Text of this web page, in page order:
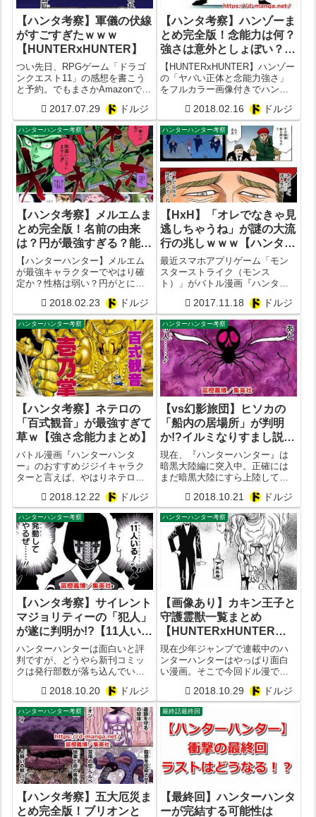
【ハンタ考察】軍儀の伏線
がすごすぎたｗｗｗ
【HUNTERxHUNTER】
つい先日、RPGゲーム「ドラゴ
ンクエスト11」の感想を書こう
と予約。でもまさかAmazonでお
日当日にゲームが届かずという
事態。まさに無駄に一日を過ご
してしまった管理人・ドルジ露
瓶尊です。ただ暇だったので、
ふと振...
2017.07.29 ドルジ
【ハンタ考察】ハンゾーま
とめ完全版！念能力は何？
強さは意外としょぼい？現
在は？【忍者のハゲ】
【HUNTERxHUNTER】ハンゾー
の「ヤバい正体と念能力強さ」
をフルカラー画像付きでハンタ
察まとめ！念能力は忍術がベー
ス？強さは意外としょぼかっ
た？現在はビスケと何をして
る？声優CVは？年齢は？
2018.02.16 ドルジ
ハンターハンター考察
【ハンタ考察】メルエムま
とめ完全版！名前の由来
は？円が最強すぎる？能力
強さは？暗黒大陸から来
た？【ハンターハンター】
【画像あり】
【ハンターハンター】メルエム
が最強キャラクターでやはり確
定か？性格は弱い？円がとにか
は？弱点は？名前の由来は？ど
こから来た？メルエムの強さを
ハンタ最強マニアがフルカラー
画像付きで徹底考察まとめ！
2018.02.23 ドルジ
ハンターハンター考察
【HxH】「オレでなきゃ見
逃しちゃうね」が謎の大流
行の兆しｗｗｗ【ハンター
ハンター】
最近スマホアプリゲーム「モン
スターストライク（モンス
ト）」がバトル漫画『ハンター
近にわかに局所的に流行りだし
た『ハンターハンター』のセリ
フが「おそろしく速い手刀。オ
レでなきゃ見逃しちゃうね」。
例えばモンスト系のY...
2017.11.18 ドルジ
ハンターハンター考察
【ハンタ考察】ネテロの
「百式観音」が最強すぎて
草ｗ【強さ念能力まとめ】
バトル漫画『ハンターハンタ
ー』のおすすめジジイキャラク
ターと言えば、やはりネテロ。
は好々爺なキャラクターとして
描写されていたものの、ストー
リーが進むにつれてネテロの凶
悪な本性が現れたことでも話
題。例えば、画像の「...
2018.12.22 ドルジ
ハンターハンター考察
【vs幻影旅団】ヒソカの
「船内の居場所」が判明
か!?イルミなりすまし説を
徹底考察【ハンターハンタ
ー】
現在、『ハンターハンター』は
暗黒大陸編に突入中。正確には
まだ暗黒大陸にすら上陸してお
内（ブラックホエール号）でカ
キン王子たちの継承戦が行われ
ている最中。どこぞの中東アジ
アの王子様に匹敵する最強ツェ
リードニヒの爆誕...
2018.10.21 ドルジ
ハンターハンター考察
【ハンタ考察】サイレント
マジョリティーの「犯人」
が遂に判明か!?【11人い
る】
ハンターハンターは面白いと評
判ですが、どうやら新刊コミッ
クは発行部数が落ち込んでいる
陸編やカキン王子継承戦などで
は新キャラクターが多数登場
し、展開がやや煩雑化している
のも大きいか。だからこそ、こ
ういった漫画考察ブ...
2018.10.20 ドルジ
ハンターハンター考察
【画像あり】カキン王子と
守護霊獣一覧まとめ
【HUNTERxHUNTER】
【生存死亡】
現在少年ジャンプで連載中のハ
ンターハンターはやっぱり面白
い漫画。そこで今回ドル漫では
「カキン王子14名と守護霊獣た
ち」について画像つきでまとめ
てみました。当初カキン王子は
モブキャラ全開だった気がしま
すが、意外と念能...
2018.10.29 ドルジ
ハンターハンター考察
【ハンタ考察】五大厄災ま
とめ完全版！ブリオンと
最終話最終回
【最終回】ハンターハンタ
ーが完結する可能性は